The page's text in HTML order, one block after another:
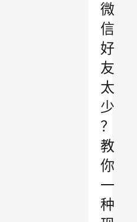
微
信
好
友
太
少
？
教
你
一
种